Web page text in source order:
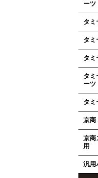
ーツ
タミ
タミ
タミ
タミ
ーツ
タミ
京商
京商
用
汎用